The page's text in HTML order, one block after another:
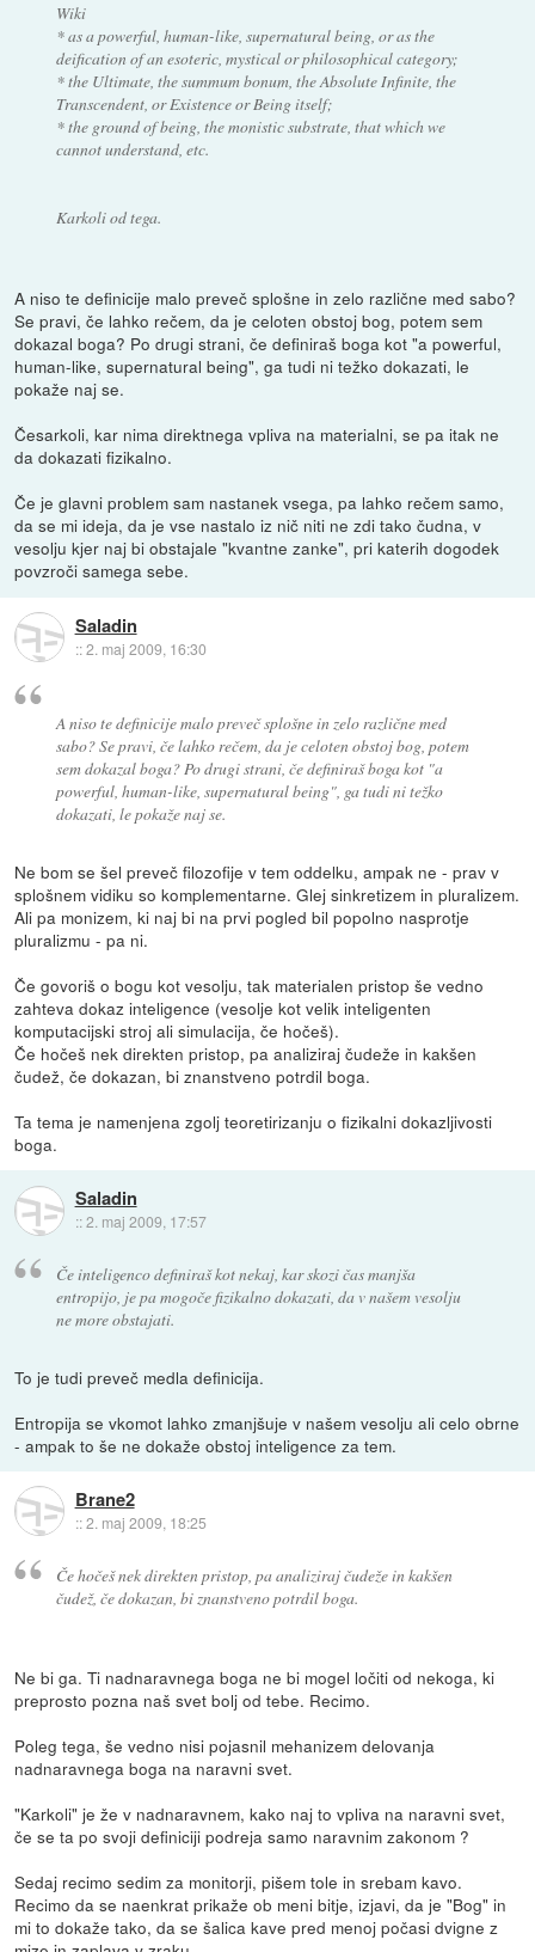
Wiki
* as a powerful, human-like, supernatural being, or as the
deification of an esoteric, mystical or philosophical category;
* the Ultimate, the summum bonum, the Absolute Infinite, the
Transcendent, or Existence or Being itself;
* the ground of being, the monistic substrate, that which we
cannot understand, etc.
Karkoli od tega.
A niso te definicije malo preveč splošne in zelo različne med sabo?
Se pravi, če lahko rečem, da je celoten obstoj bog, potem sem
dokazal boga? Po drugi strani, če definiraš boga kot "a powerful,
human-like, supernatural being", ga tudi ni težko dokazati, le
pokaže naj se.
Česarkoli, kar nima direktnega vpliva na materialni, se pa itak ne
da dokazati fizikalno.
Če je glavni problem sam nastanek vsega, pa lahko rečem samo,
da se mi ideja, da je vse nastalo iz nič niti ne zdi tako čudna, v
vesolju kjer naj bi obstajale "kvantne zanke", pri katerih dogodek
povzroči samega sebe.
Saladin
::2. maj 2009, 16:30
A niso te definicije malo preveč splošne in zelo različne med
sabo? Se pravi, če lahko rečem, da je celoten obstoj bog, potem
sem dokazal boga? Po drugi strani, če definiraš boga kot "a
powerful, human-like, supernatural being", ga tudi ni težko
dokazati, le pokaže naj se.
Ne bom se šel preveč filozofije v tem oddelku, ampak ne - prav v
splošnem vidiku so komplementarne. Glej sinkretizem in pluralizem.
Ali pa monizem, ki naj bi na prvi pogled bil popolno nasprotje
pluralizmu - pa ni.
Če govoriš o bogu kot vesolju, tak materialen pristop še vedno
zahteva dokaz inteligence (vesolje kot velik inteligenten
komputacijski stroj ali simulacija, če hočeš).
Če hočeš nek direkten pristop, pa analiziraj čudeže in kakšen
čudež, če dokazan, bi znanstveno potrdil boga.
Ta tema je namenjena zgolj teoretirizanju o fizikalni dokazljivosti
boga.
Saladin
::2. maj 2009, 17:57
Če inteligenco definiraš kot nekaj, kar skozi čas manjša
entropijo, je pa mogoče fizikalno dokazati, da v našem vesolju
ne more obstajati.
To je tudi preveč medla definicija.
Entropija se vkomot lahko zmanjšuje v našem vesolju ali celo obrne
- ampak to še ne dokaže obstoj inteligence za tem.
Brane2
::2. maj 2009, 18:25
Če hočeš nek direkten pristop, pa analiziraj čudeže in kakšen
čudež, če dokazan, bi znanstveno potrdil boga.
Ne bi ga. Ti nadnaravnega boga ne bi mogel ločiti od nekoga, ki
preprosto pozna naš svet bolj od tebe. Recimo.
Poleg tega, še vedno nisi pojasnil mehanizem delovanja
nadnaravnega boga na naravni svet.
"Karkoli" je že v nadnaravnem, kako naj to vpliva na naravni svet,
če se ta po svoji definiciji podreja samo naravnim zakonom ?
Sedaj recimo sedim za monitorji, pišem tole in srebam kavo.
Recimo da se naenkrat prikaže ob meni bitje, izjavi, da je "Bog" in
mi to dokaže tako, da se šalica kave pred menoj počasi dvigne z